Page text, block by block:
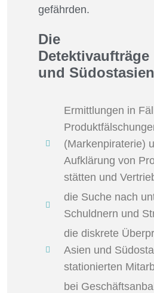
gefährden.
Die
und
Ermittlungen in
(Markenpiraterie)
Aufklärung von
stätten und
die Suche nach
Schuldnern und
die diskrete
Asien und
stationierten
bei